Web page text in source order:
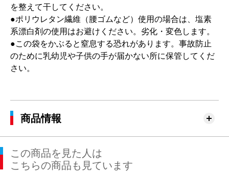
を整えて干してください。
●ポリウレタン繊維（腰ゴムなど）使用の場合は、塩素
系漂白剤の使用はお避けください。劣化・変色します。
●この袋をかぶると窒息する恐れがあります。事故防止
のために乳幼児や子供の手が届かない所に保管してくだ
さい。
商品情報
この商品を見た人は
こちらの商品も見ています